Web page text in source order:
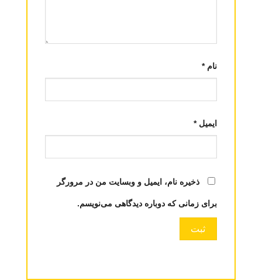
نام*
ایمیل*
ذخیره نام، ایمیل و وبسایت من در مرورگر
برای زمانی که دوباره دیدگاهی می‌نویسم.